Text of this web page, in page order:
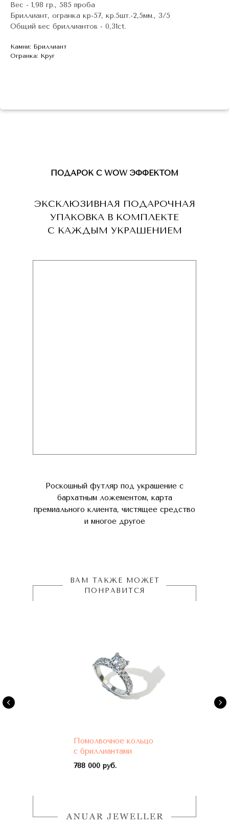
Вес - 1,98 гр., 585 проба
Бриллиант, огранка кр-57, кр.5шт.-2,5мм., 3/5
Общий вес бриллиантов - 0,31ct.
Камни: Бриллиант
Огранка: Круг
ЭКСКЛЮЗИВНАЯ ПОДАРОЧНАЯ
УПАКОВКА В КОМПЛЕКТЕ
С КАЖДЫМ УКРАШЕНИЕМ
Роскошный футляр под украшение с
бархатным ложементом, карта
премиального клиента, чистящее средство
и многое другое
ПОДАРОК С WOW ЭФФЕКТОМ
ВАМ ТАКЖЕ МОЖЕТ
ПОНРАВИТСЯ
Помолвочное кольцо
с бриллиантами
788 000 руб.